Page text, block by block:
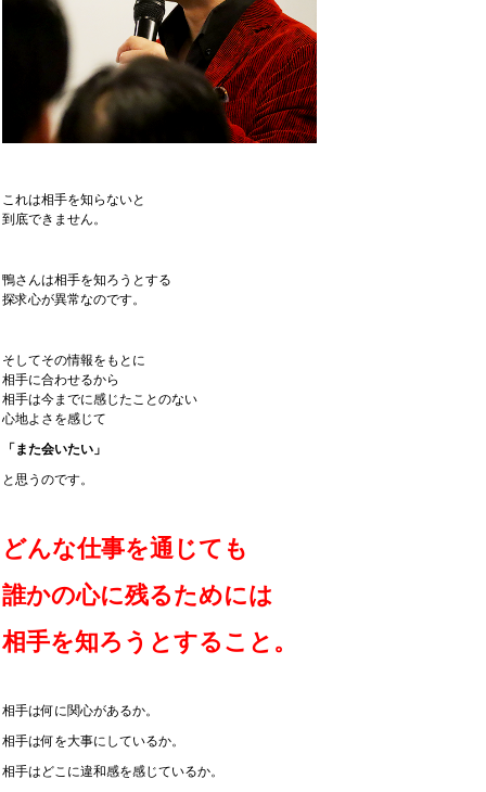
これは相手を知らないと
到底できません。
鴨さんは相手を知ろうとする
探求心が異常なのです。
そしてその情報をもとに
相手に合わせるから
相手は今までに感じたことのない
心地よさを感じて
「また会いたい」
と思うのです。
どんな仕事を通じても
誰かの心に残るためには
相手を知ろうとすること。
相手は何に関心があるか。
相手は何を大事にしているか。
相手はどこに違和感を感じているか。